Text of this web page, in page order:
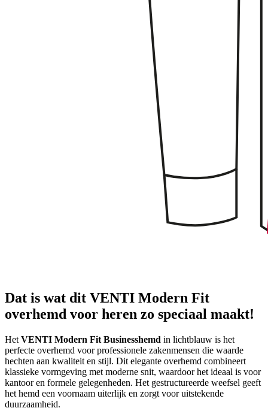
Dat is wat dit VENTI Modern Fit
overhemd voor heren zo speciaal maakt!
Het VENTI Modern Fit Businesshemd in lichtblauw is het
perfecte overhemd voor professionele zakenmensen die waarde
hechten aan kwaliteit en stijl. Dit elegante overhemd combineert
klassieke vormgeving met moderne snit, waardoor het ideaal is voor
kantoor en formele gelegenheden. Het gestructureerde weefsel geeft
het hemd een voornaam uiterlijk en zorgt voor uitstekende
duurzaamheid.